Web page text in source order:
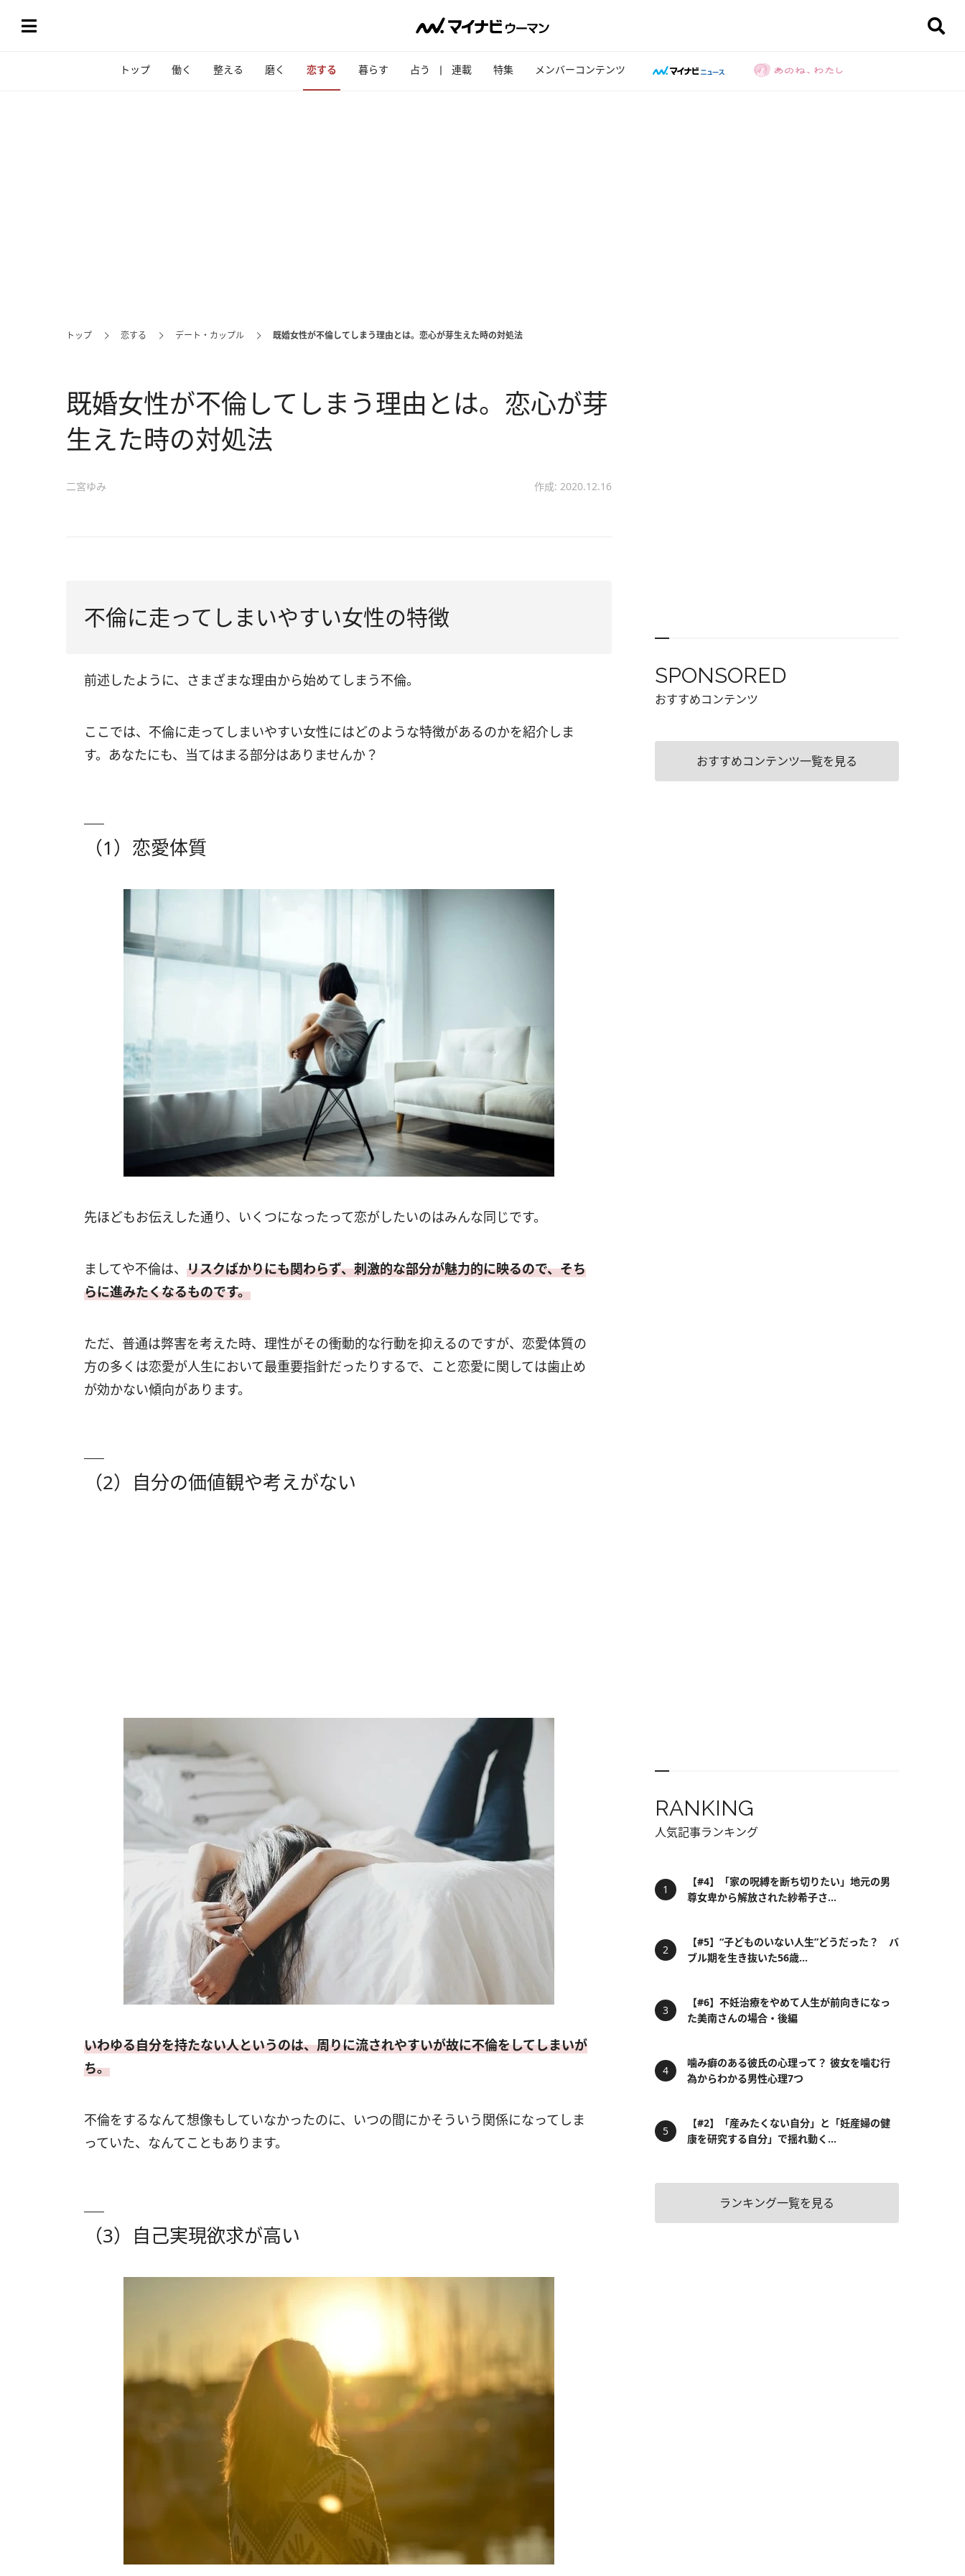
トップ 働く 整える 磨く 恋する 暮らす 占う 連載 特集 メンバーコンテンツ
トップ 恋する デート・カップル 既婚女性が不倫してしまう理由とは。恋心が芽生えた時の対処法
既婚女性が不倫してしまう理由とは。恋心が芽
生えた時の対処法
二宮ゆみ 作成: 2020.12.16
不倫に走ってしまいやすい女性の特徴
前述したように、さまざまな理由から始めてしまう不倫。
ここでは、不倫に走ってしまいやすい女性にはどのような特徴があるのかを紹介しま
す。あなたにも、当てはまる部分はありませんか？
（1）恋愛体質
先ほどもお伝えした通り、いくつになったって恋がしたいのはみんな同じです。
ましてや不倫は、 リスクばかりにも関わらず、刺激的な部分が魅力的に映るので、そち
らに進みたくなるものです。
ただ、普通は弊害を考えた時、理性がその衝動的な行動を抑えるのですが、恋愛体質の
方の多くは恋愛が人生において最重要指針だったりするで、こと恋愛に関しては歯止め
が効かない傾向があります。
（2）自分の価値観や考えがない
いわゆる自分を持たない人というのは、周りに流されやすいが故に不倫をしてしまいが
ち。
不倫をするなんて想像もしていなかったのに、いつの間にかそういう関係になってしま
っていた、なんてこともあります。
（3）自己実現欲求が高い
SPONSORED
おすすめコンテンツ
おすすめコンテンツ一覧を見る
RANKING
人気記事ランキング
【#4】「家の呪縛を断ち切りたい」地元の男
尊女卑から解放された紗希子さ...
【#5】“子どものいない人生”どうだった？ バ
ブル期を生き抜いた56歳...
【#6】不妊治療をやめて人生が前向きになっ
た美南さんの場合・後編
噛み癖のある彼氏の心理って？ 彼女を噛む行
為からわかる男性心理7つ
【#2】「産みたくない自分」と「妊産婦の健
康を研究する自分」で揺れ動く...
ランキング一覧を見る